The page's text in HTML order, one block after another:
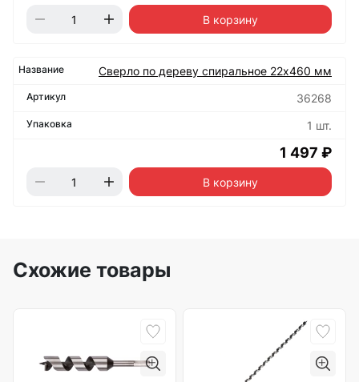
В корзину
Сверло по дереву спиральное 22х460 мм
36268
1 шт.
1 497 ₽
В корзину
Схожие товары